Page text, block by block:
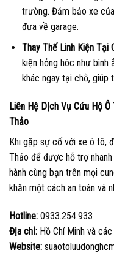
trường. Đảm bảo xe
đưa về garage.
Thay Thế Linh Kiện Tại
kiện hỏng hóc như bình
khác ngay tại chỗ, giúp
Liên Hệ Dịch Vụ Cứu Hộ
Thảo
Khi gặp sự cố với xe ô tô,
Thảo để được hỗ trợ
hành cùng bạn trên mọi
khăn một cách an toàn và
Hotline: 0933.254.933
Địa chỉ: Hồ Chí Minh và
Website: